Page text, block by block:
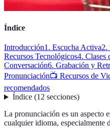
Índice
Introducción1. Escucha Activa2.
Recursos Tecnológicos4. Clases
Conversación6. Grabación y
Pronunciación📺 Recursos de
recomendados
Índice(12 secciones)
La pronunciación es un aspecto
cualquier idioma, especialmente